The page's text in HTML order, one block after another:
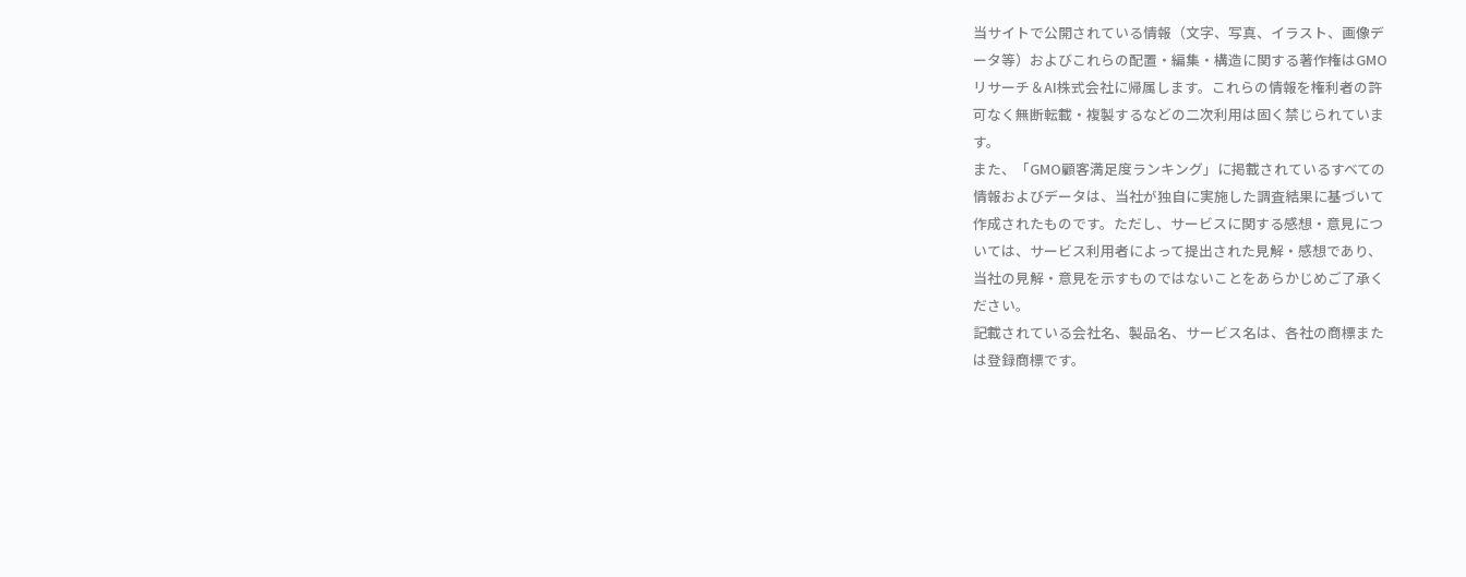
当サイトで公開されている情報（文字、写真、イラスト、画像デ
ータ等）およびこれらの配置・編集・構造に関する著作権はGMO
リサーチ＆AI株式会社に帰属します。これらの情報を権利者の許
可なく無断転載・複製するなどの二次利用は固く禁じられていま
す。
また、「GMO顧客満足度ランキング」に掲載されているすべての
情報およびデータは、当社が独自に実施した調査結果に基づいて
作成されたものです。ただし、サービスに関する感想・意見につ
いては、サービス利用者によって提出された見解・感想であり、
当社の見解・意見を示すものではないことをあらかじめご了承く
ださい。
記載されている会社名、製品名、サービス名は、各社の商標また
は登録商標です。